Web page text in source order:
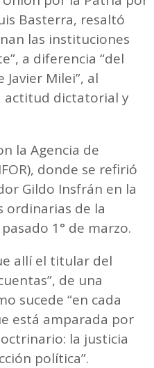
Basterra, resaltó
las instituciones
a diferencia “del
Milei”, al
actitud dictatorial y
la Agencia de
donde se refirió
Gildo Insfrán en la
ordinarias de la
1° de marzo.
allí el titular del
de una
sucede “en cada
está amparada por
la justicia
política”.